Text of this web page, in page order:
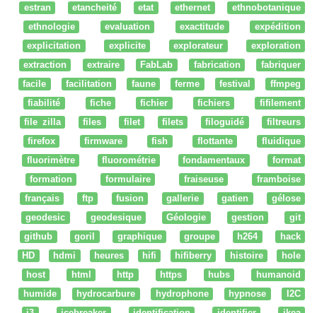
estran
etancheité etat ethernet
ethnobotanique
ethnologie
evaluation exactitude
expédition
explicitation
explicite explorateur
exploration
extraction
extraire FabLab fabrication
fabriquer
facile
facilitation faune ferme festival
ffmpeg
fiabilité
fiche fichier fichiers
fifilement
file zilla
files filet filets filoguidé
filtreurs
firefox
firmware fish flottante
fluidique
fluorimètre
fluorométrie fondamentaux
format
formation
formulaire fraiseuse
framboise
français
ftp fusion gallerie gatien
gélose
geodesic
geodesique Géologie gestion
git
github
goril graphique groupe h264
hack
HD
hdmi heures hifi hifiberry histoire
hole
host
html http https hubs
humanoid
humide
hydrocarbure hydrophone hypnose
I2C